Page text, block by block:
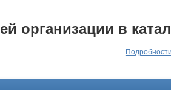
организации в